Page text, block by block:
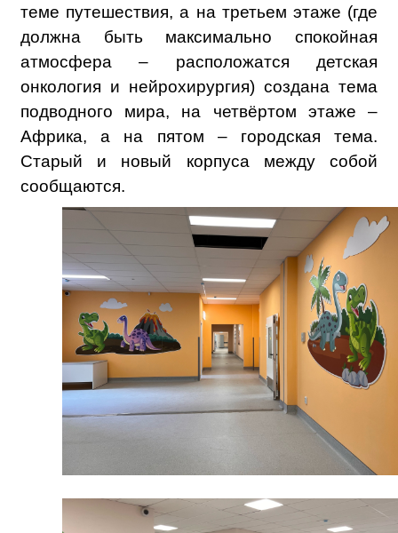
теме путешествия, а на третьем этаже (где
должна быть максимально спокойная
атмосфера – расположатся детская
онкология и нейрохирургия) создана тема
подводного мира, на четвёртом этаже –
Африка, а на пятом – городская тема.
Старый и новый корпуса между собой
сообщаются.